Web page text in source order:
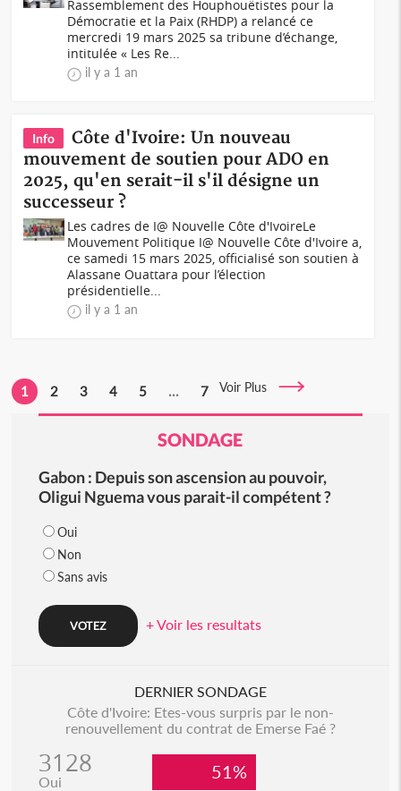
Rassemblement des Houphouëtistes pour la
Démocratie et la Paix (RHDP) a relancé ce
mercredi 19 mars 2025 sa tribune d’échange,
intitulée « Les Re...
il y a 1 an
Info
Côte d'Ivoire: Un nouveau
mouvement de soutien pour ADO en
2025, qu'en serait-il s'il désigne un
successeur ?
Les cadres de I@ Nouvelle Côte d'IvoireLe
Mouvement Politique I@ Nouvelle Côte d'Ivoire a,
ce samedi 15 mars 2025, officialisé son soutien à
Alassane Ouattara pour l’élection
présidentielle...
il y a 1 an
1 2 3 4 5 ... 7 Voir Plus
SONDAGE
Gabon : Depuis son ascension au pouvoir,
Oligui Nguema vous parait-il compétent ?
Oui
Non
Sans avis
+ Voir les resultats
DERNIER SONDAGE
Côte d'Ivoire: Etes-vous surpris par le non-
renouvellement du contrat de Emerse Faé ?
3128
Oui 51%